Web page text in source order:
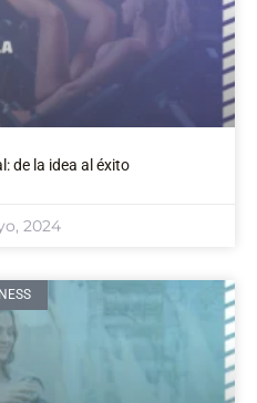
de la idea al éxito
2024